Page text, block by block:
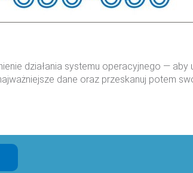
działania systemu operacyjnego — aby
dane oraz przeskanuj potem